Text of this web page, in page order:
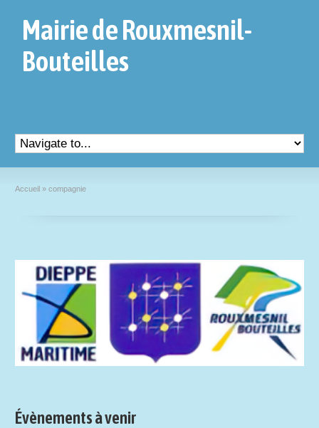
Mairie de Rouxmesnil-
Bouteilles
Accueil » compagnie
Évènements à venir